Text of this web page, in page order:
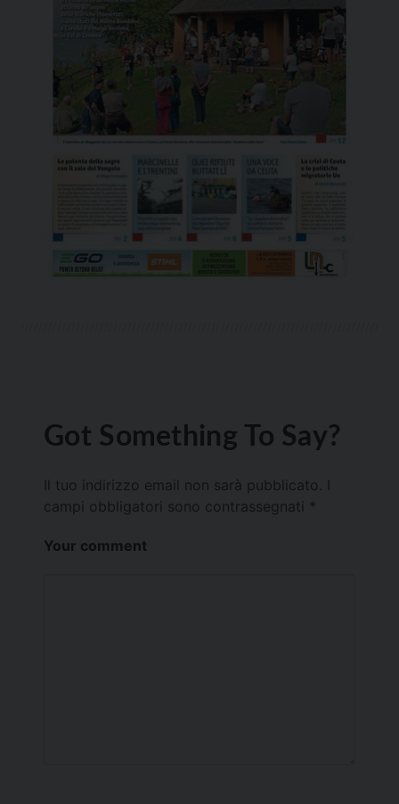
Got Something To Say?
Il tuo indirizzo email non sarà pubblicato.
campi obbligatori sono contrassegnati *
Your comment